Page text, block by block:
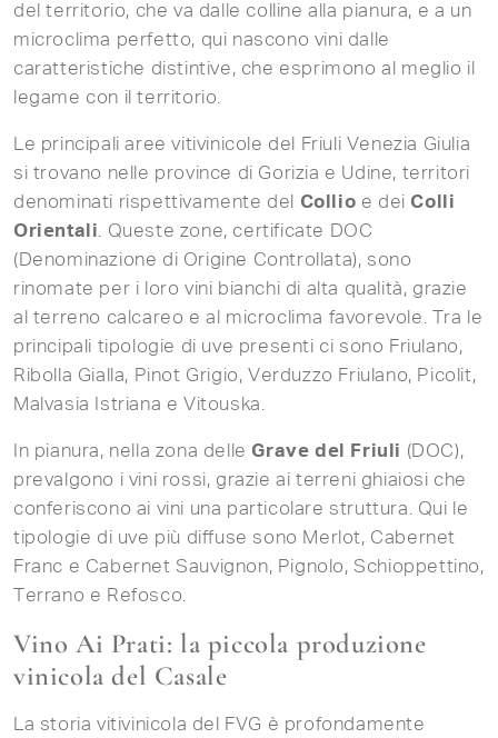
del territorio, che va dalle colline alla pianura, e a un
microclima perfetto, qui nascono vini dalle
caratteristiche distintive, che esprimono al meglio il
legame con il territorio.
Le principali aree vitivinicole del Friuli Venezia Giulia
si trovano nelle province di Gorizia e Udine, territori
denominati rispettivamente del Collio e dei Colli
Orientali. Queste zone, certificate DOC
(Denominazione di Origine Controllata), sono
rinomate per i loro vini bianchi di alta qualità, grazie
al terreno calcareo e al microclima favorevole. Tra le
principali tipologie di uve presenti ci sono Friulano,
Ribolla Gialla, Pinot Grigio, Verduzzo Friulano, Picolit,
Malvasia Istriana e Vitouska.
In pianura, nella zona delle Grave del Friuli (DOC),
prevalgono i vini rossi, grazie ai terreni ghiaiosi che
conferiscono ai vini una particolare struttura. Qui le
tipologie di uve più diffuse sono Merlot, Cabernet
Franc e Cabernet Sauvignon, Pignolo, Schioppettino,
Terrano e Refosco.
Vino Ai Prati: la piccola produzione
vinicola del Casale
La storia vitivinicola del FVG è profondamente